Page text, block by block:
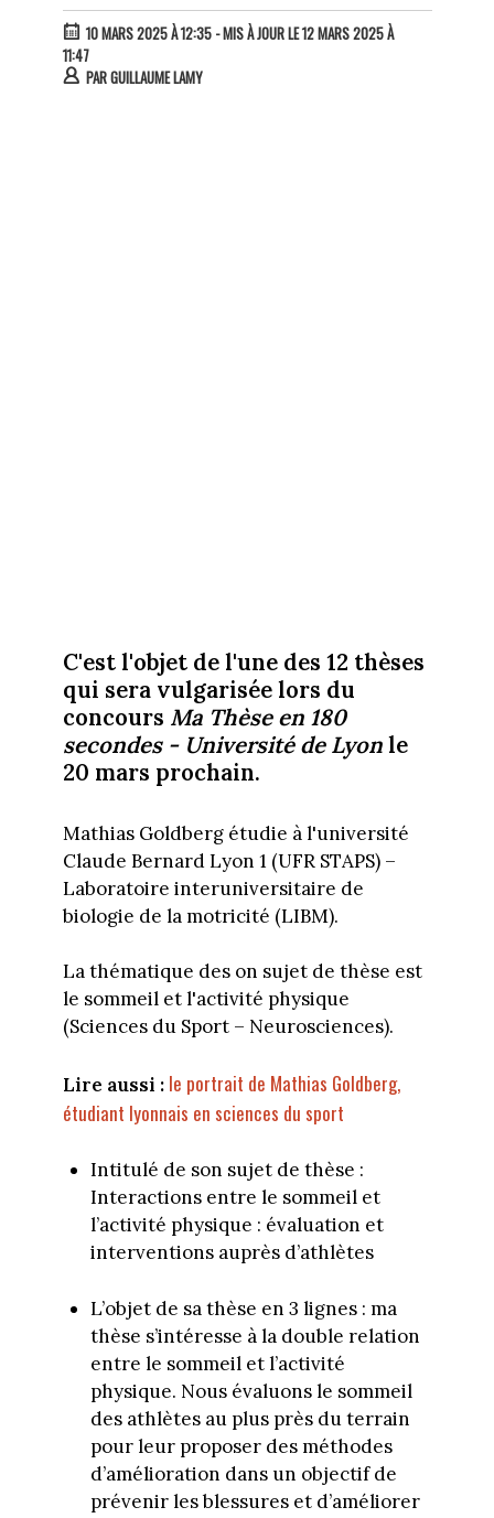
10 MARS 2025 À 12:35- MIS À JOUR LE 12 MARS 2025 À
11:47
PARGUILLAUME LAMY
C'est l'objet de l'une des 12 thèses
qui sera vulgarisée lors du
concours Ma Thèse en 180
secondes - Université de Lyonle
20 mars prochain.
Mathias Goldberg étudie à l'université
Claude Bernard Lyon 1 (UFR STAPS) –
Laboratoire interuniversitaire de
biologie de la motricité (LIBM).
La thématique des on sujet de thèse est
le sommeil et l'activité physique
(Sciences du Sport – Neurosciences).
Lire aussi : le portrait de Mathias Goldberg,
étudiant lyonnais en sciences du sport
Intitulé de son sujet de thèse :
Interactions entre le sommeil et
l’activité physique : évaluation et
interventions auprès d’athlètes
L’objet de sa thèse en 3 lignes : ma
thèse s’intéresse à la double relation
entre le sommeil et l’activité
physique. Nous évaluons le sommeil
des athlètes au plus près du terrain
pour leur proposer des méthodes
d’amélioration dans un objectif de
prévenir les blessures et d’améliorer